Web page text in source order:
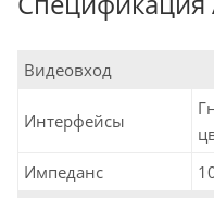
Видеовход
Интерфейсы
Импеданс